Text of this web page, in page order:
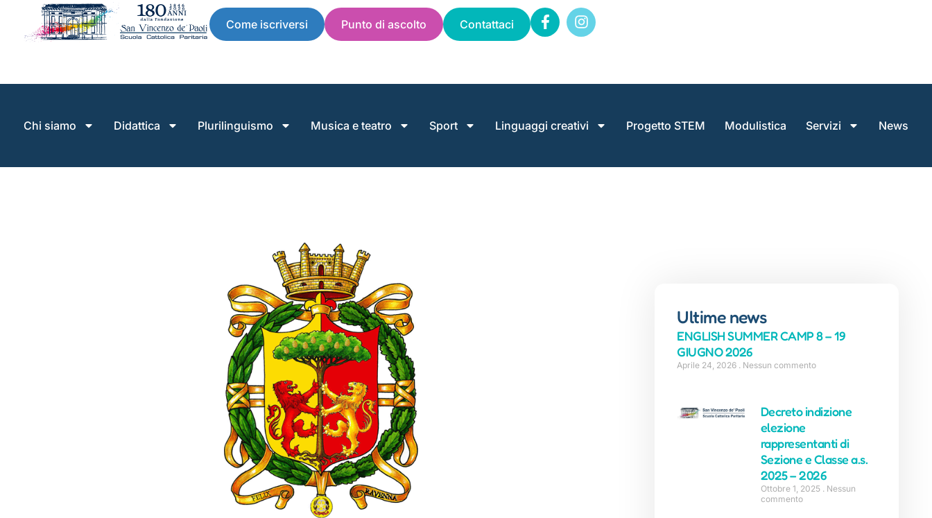
Come iscriversi Punto di ascolto Contattaci
Chi siamo Didattica Plurilinguismo Musica e teatro Sport Linguaggi creativi Progetto STEM Modulistica Servizi News
Ultime news
ENGLISH SUMMER CAMP 8 – 19
GIUGNO 2026
Aprile 24, 2026 Nessun commento
Decreto indizione
elezione
rappresentanti di
Sezione e Classe a.s.
2025 – 2026
Ottobre 1, 2025 Nessun
commento